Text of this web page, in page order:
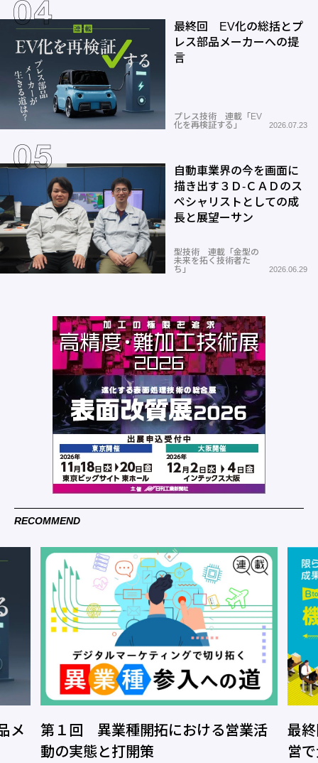
最終回 EV化の総括とプ
レス部品メーカーへの提
言
プレス技術 連載「EV
化を再検証する」
2026.07.23
自動車業界の今を画面に
描き出す３Ｄ-ＣＡＤのス
ペシャリストとしての成
長と展望ーサン
型技術 連載「金型の
未来を拓く技術者た
ち」
2026.06.29
RECOMMEND
メ
第１回 異業種開拓における営業活
動の実態と打開策
最
営